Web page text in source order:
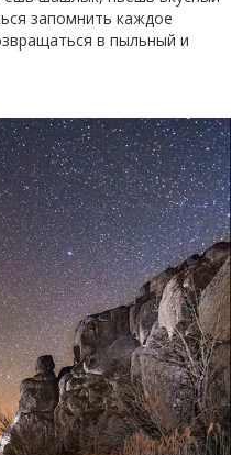
запомнить каждое
в пыльный и